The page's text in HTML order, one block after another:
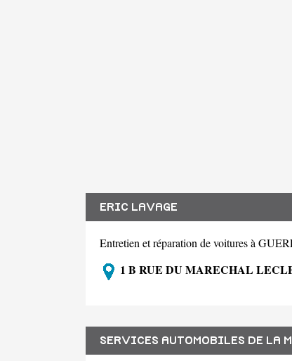
ERIC LAVAGE
Entretien et réparation de voitures à
1 B RUE DU MARECHAL
SERVICES AUTOMOBILES DE LA